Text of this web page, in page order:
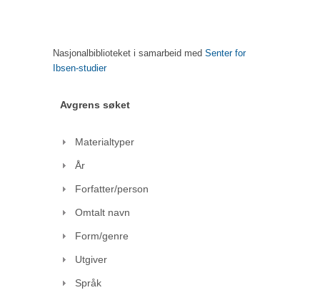
Nasjonalbiblioteket i samarbeid med Senter for
Ibsen-studier
Avgrens søket
Materialtyper
År
Forfatter/person
Omtalt navn
Form/genre
Utgiver
Språk